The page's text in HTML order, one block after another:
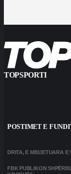
TOPSPORTI
POSTIMET E
DRITA, E MBIJETUARA
FBK PUBLIKON